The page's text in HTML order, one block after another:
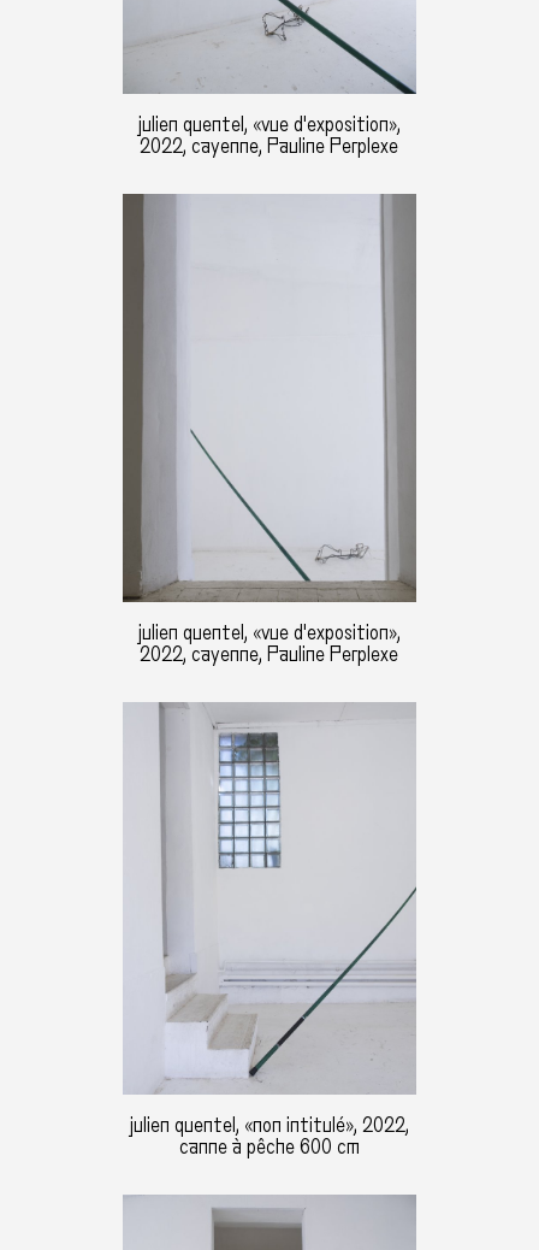
julien quentel, «vue d'exposition»,
2022, cayenne, Pauline Perplexe
julien quentel, «vue d'exposition»,
2022, cayenne, Pauline Perplexe
julien quentel, «non intitulé», 2022,
canne à pêche 600 cm